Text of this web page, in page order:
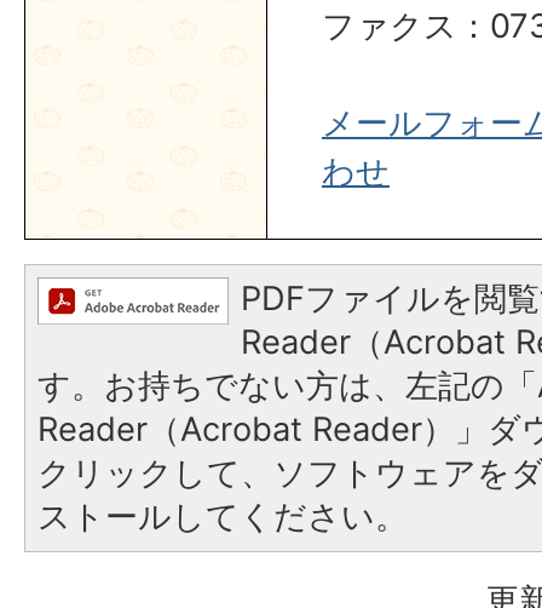
ファクス：
メールフォー
わせ
PDFファイルを閲
Reader（Acrobat
す。お持ちでない方は、左記の
Reader（Acrobat Reader）」ダ
クリックして、ソフトウェアを
ストールしてください。